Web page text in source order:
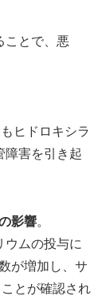
ことで、悪
もヒドロキシラ
障害を引き起
影響。
ウムの投与に
が増加し、サ
とが確認され